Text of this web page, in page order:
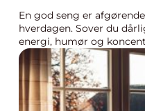
En god seng er
hverdagen. Sover du
energi, humør og